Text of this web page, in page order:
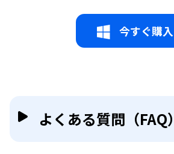
今すぐ購入
よくある質問（FAQ）